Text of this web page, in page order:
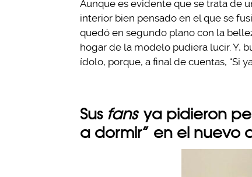
Aunque es evidente que se trata de
interior bien pensado en el que se
quedó en segundo plano con la
hogar de la modelo pudiera lucir. Y,
ídolo, porque, a final de cuentas, “Si
Sus fans ya pidieron
a dormir” en el nuevo